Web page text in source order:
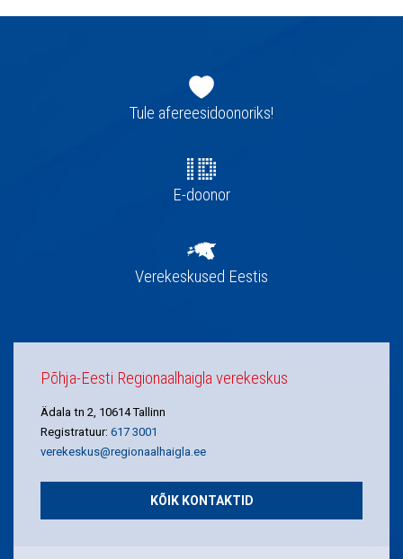
navigatsioonTule afereesidoonoriks!
E-doonor
Verekeskused Eestis
Põhja-Eesti Regionaalhaigla verekeskus
Ädala tn 2, 10614 Tallinn
Registratuur: 617 3001
verekeskus@regionaalhaigla.ee
KÕIK KONTAKTID